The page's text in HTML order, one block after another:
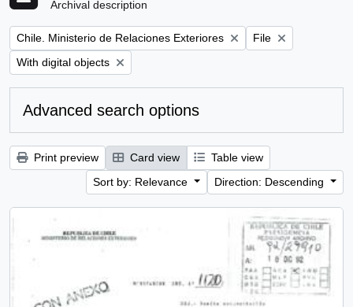
Archival description
Remove filter:
Chile. Ministerio de Relaciones Exteriores Remove filter:
File
Remove filter:
With digital objects
Advanced search options
Print preview Card view
Table view
Sort by: Relevance
Direction: Descending